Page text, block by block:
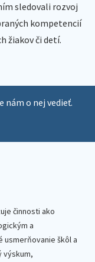
sledovali rozvoj
kompetencií
žiakov či detí.
nám o nej vedieť.
činnosti ako
a
škôl a
výskum,